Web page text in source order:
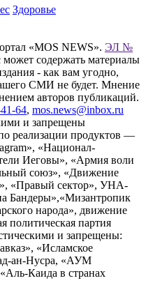
Здоровье
«MOS NEWS». ЭЛ №
содержать материалы
- как вам угодно,
СМИ не будет. Мнение
авторов публикаций.
64, mos.news@inbox.ru
и запрещены
реализации продуктов —
«Национал-
Иеговы», «Армия воли
союз», «Движение
«Правый сектор», УНА-
народа», движение
политическая партия
и запрещены:
«Исламское
ан-Нусра, «АУМ
Каида в странах